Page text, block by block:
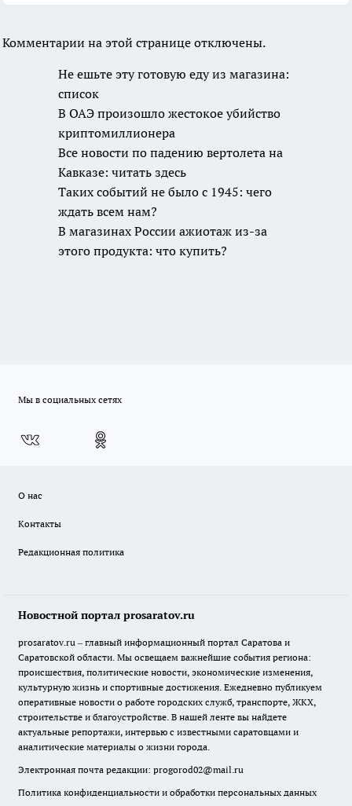
Комментарии на этой странице отключены.
Не ешьте эту готовую еду
В ОАЭ произошло
жестокое убийство
криптомиллионера
Все новости по падению
вертолета на Кавказе:
читать здесь
Таких событий не было с
1945: чего ждать всем
нам?
В магазинах России
ажиотаж из-за этого
Мы в социальных сетях
О нас
Контакты
Редакционная политика
Новостной портал prosaratov.ru
prosaratov.ru – главный информационный портал Саратова и
Саратовской области. Мы освещаем важнейшие события региона:
происшествия, политические новости, экономические изменения,
культурную жизнь и спортивные достижения. Ежедневно публикуем
оперативные новости о работе городских служб, транспорте, ЖКХ,
строительстве и благоустройстве. В нашей ленте вы найдете
актуальные репортажи, интервью с известными саратовцами и
аналитические материалы о жизни города.
Электронная почта редакции: progorod02@mail.ru
Политика конфиденциальности и обработки персональных данных